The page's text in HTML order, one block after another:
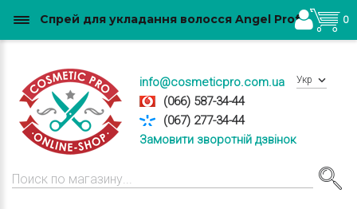
info@cosmeticpro.com.ua
(066) 587-34-44
(067) 277-34-44
Замовити зворотній дзвінок
Укр
0
Спрей для укладання волосся Angel Professional купити в Україні